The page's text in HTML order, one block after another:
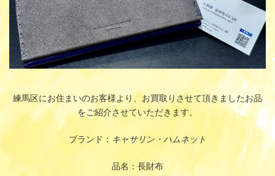
練馬区にお住まいのお客様より、お買取りさせて頂きましたお品
をご紹介させていただきます。
ブランド： キャサリン・ハムネット
品名：長財布